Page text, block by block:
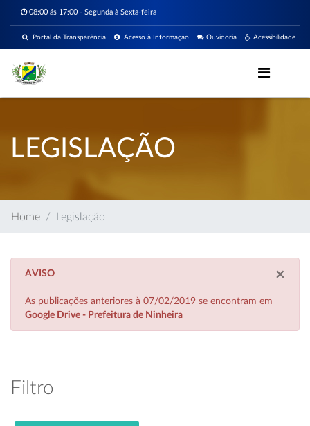
08:00 ás 17:00 - Segunda à Sexta-feira
Acessibilidade
Ouvidoria
Acesso à Informação
Portal da Transparência
LEGISLAÇÃO
Home Legislação
×
AVISO
As publicações anteriores à 07/02/2019 se encontram em
Google Drive - Prefeitura de Ninheira
Filtro